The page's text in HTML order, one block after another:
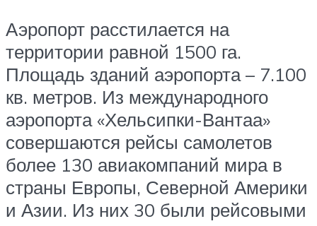
Аэропорт расстилается на
территории равной 1500 га.
Площадь зданий аэропорта – 7.100
кв. метров. Из международного
аэропорта «Хельсипки-Вантаа»
совершаются рейсы самолетов
более 130 авиакомпаний мира в
страны Европы, Северной Америки
и Азии. Из них 30 были рейсовыми